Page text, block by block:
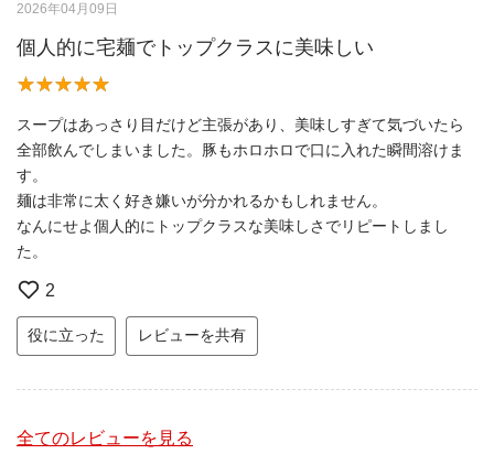
2026年04月09日
個人的に宅麺でトップクラスに美味しい
スープはあっさり目だけど主張があり、美味しすぎて気づいたら
全部飲んでしまいました。豚もホロホロで口に入れた瞬間溶けま
す。
麺は非常に太く好き嫌いが分かれるかもしれません。
なんにせよ個人的にトップクラスな美味しさでリピートしまし
た。
2
役に立った レビューを共有
全てのレビューを見る